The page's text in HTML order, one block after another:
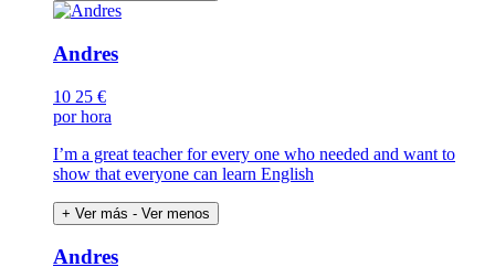
Andres
10 25 €
por hora
I’m a great teacher for every one who needed and want to
show that everyone can learn English
+ Ver más - Ver menos
Andres